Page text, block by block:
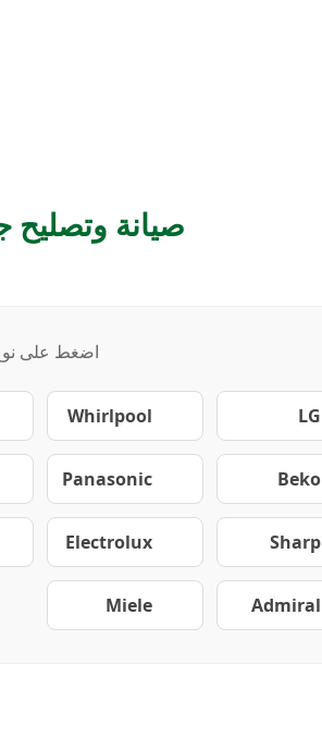
صيانة وتصليح
اضغط على
LG
Whirlpool
Beko
Panasonic
Sharp
Electrolux
Admiral
Miele